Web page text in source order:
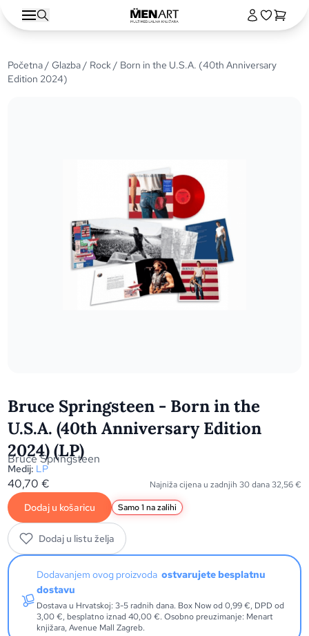
Početna/Glazba/ Rock/ Born in the U.S.A. (40th Anniversary
Edition 2024)
Bruce Springsteen - Born in the
U.S.A. (40th Anniversary Edition
2024) (LP)
Bruce Springsteen
Medij: LP
40,70€ Najniža cijena u zadnjih 30 dana32,56€
Dodaj u košaricu Samo 1 na zalihi
Dodaj u listu želja
Dodavanjem ovog proizvodaostvarujete besplatnu
dostavu
Dostava u Hrvatskoj: 3-5 radnih dana. Box Now od 0,99 €, DPD od
3,00 €, besplatno iznad 40,00 €. Osobno preuzimanje: Menart
knjižara, Avenue Mall Zagreb.